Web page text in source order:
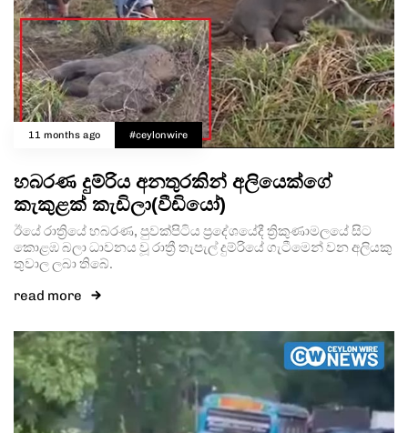
11 months ago #ceylonwire
හබරණ දුම්රිය අනතුරකින් අලියෙක්ගේ
කැකුළක් කැඩිලා(වීඩියෝ)
ඊයේ රාත්‍රියේ හබරණ, පුවක්පිටිය ප්‍රදේශයේදී ත්‍රිකුණාමලයේ සිට
කොළඹ බලා ධාවනය වූ රාත්‍රී තැපැල් දුම්රියේ ගැටීමෙන් වන අලියකු
තුවාල ලබා තිබේ.
read more